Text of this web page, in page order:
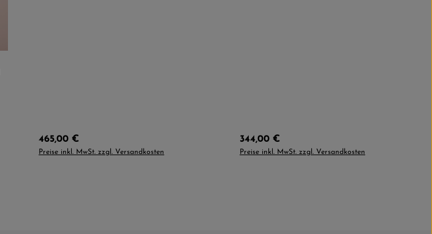
Regulärer Preis:
465,00 €
Preise inkl. MwSt. zzgl. Versandkosten
Regulärer Preis:
344,00 €
Preise inkl. MwSt. zzgl. Versandkosten